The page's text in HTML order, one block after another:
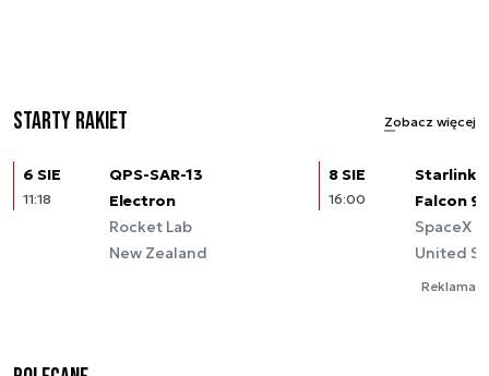
Starty rakiet Zobacz więcej
6 SIE
11:18
QPS-SAR-13
Electron
Rocket Lab
New Zealand
8 SIE
16:00
Starlink
Falcon 9
SpaceX
United
Reklama